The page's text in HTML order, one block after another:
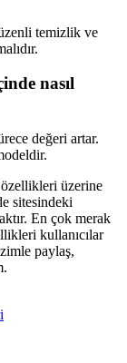
temizlik ve
nasıl
değeri artar.
üzerine
sitesindeki
En çok merak
kullanıcılar
paylaş,